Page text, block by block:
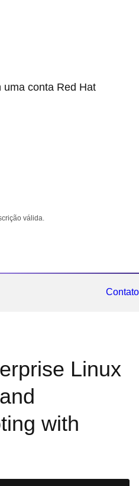
uma conta Red Hat
válida.
Contato
Linux
with